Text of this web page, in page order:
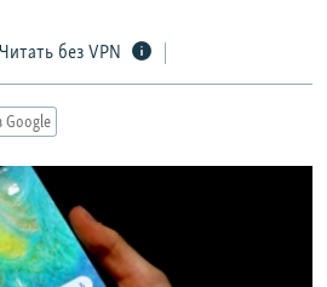
Читать без VPN
Google